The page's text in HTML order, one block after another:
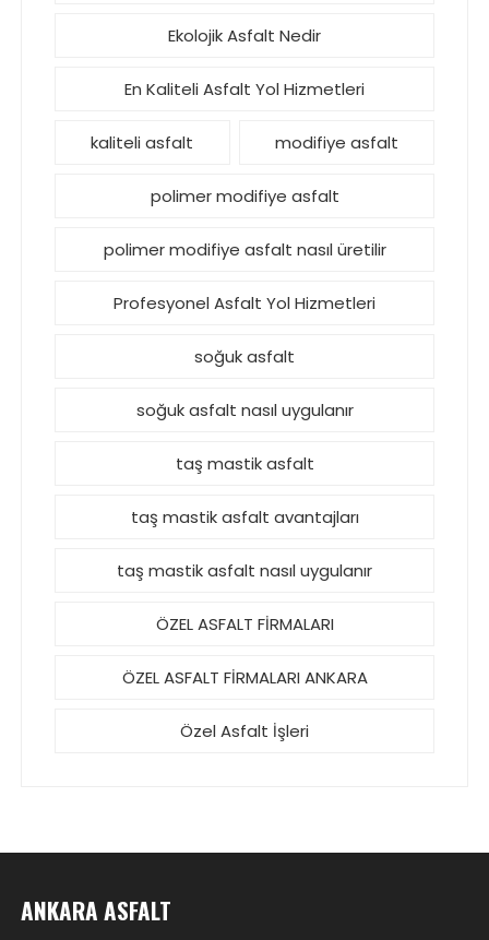
Ekolojik Asfalt Nedir
En Kaliteli Asfalt Yol Hizmetleri
kaliteli asfalt modifiye asfalt
polimer modifiye asfalt
polimer modifiye asfalt nasıl üretilir
Profesyonel Asfalt Yol Hizmetleri
soğuk asfalt
soğuk asfalt nasıl uygulanır
taş mastik asfalt
taş mastik asfalt avantajları
taş mastik asfalt nasıl uygulanır
ÖZEL ASFALT FİRMALARI
ÖZEL ASFALT FİRMALARI ANKARA
Özel Asfalt İşleri
ANKARA ASFALT